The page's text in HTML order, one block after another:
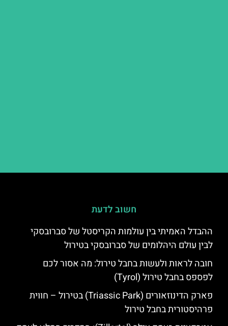
חשוב לדעת
ההבדל האמיתי בין עולמות הקריסטל של סברובסקי
לבין עולם היהלומים של סברובסקי בטירול
חובה לראות ולעשות בחבל טירול: מה אסור לכם
לפספס בחבל טירול (Tyrol)
פארק הדינוזאורים (Triassic Park) בטירול – חווית
פרהיסטורית בחבל טירול